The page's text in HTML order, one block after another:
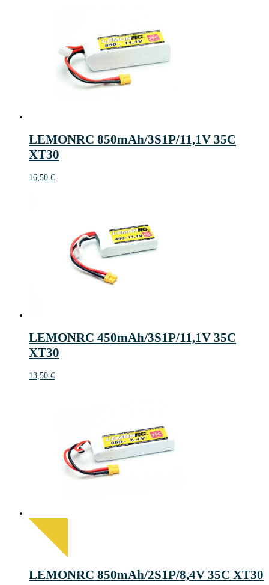
LEMONRC 850mAh/3S1P/11,1V 35C
XT30
16,50 €
LEMONRC 450mAh/3S1P/11,1V 35C
XT30
13,50 €
LEMONRC 850mAh/2S1P/8,4V 35C XT30